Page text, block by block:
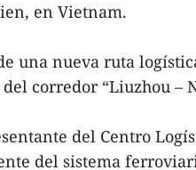
en Vietnam.
una nueva ruta
corredor “Liuzhou –
del Centro
del sistema